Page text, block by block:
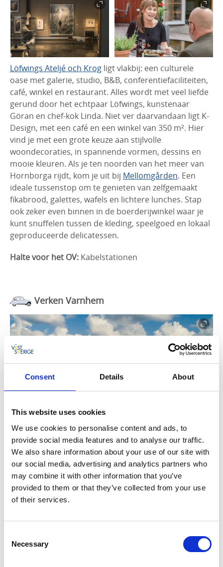
Consent Details About
This website uses cookies
We use cookies to personalise content and ads, to
provide social media features and to analyse our traffic.
We also share information about your use of our site with
our social media, advertising and analytics partners who
may combine it with other information that you’ve
provided to them or that they’ve collected from your use
of their services.
Selection
Necessary
Löfwings Ateljé och Krog ligt vlakbij: een culturele
oase met galerie, studio, B&B, conferentiefaciliteiten,
café, winkel en restaurant. Alles wordt met veel liefde
gerund door het echtpaar Löfwings, kunstenaar
Göran en chef-kok Linda. Niet ver daarvandaan ligt K-
Design, met een café en een winkel van 350 m². Hier
vind je met een grote keuze aan stijlvolle
woondecoraties, in spannende vormen, dessins en
mooie kleuren. Als je ten noorden van het meer van
Hornborga rijdt, kom je uit bij Mellomgården. Een
ideale tussenstop om te genieten van zelfgemaakt
fikabrood, galettes, wafels en lichtere lunches. Stap
ook zeker even binnen in de boerderijwinkel waar je
kunt snuffelen tussen de kleding, speelgoed en lokaal
geproduceerde delicatessen.
Halte voor het OV: Kabelstationen
Verken Varnhem
bezoek aan deVarnhem-kerk en de abdijruïneseen
inspirerende plek. Reis terug in de tijd naar een